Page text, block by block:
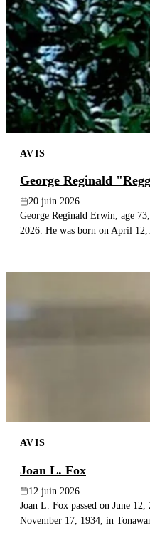
Blog
Recherche
AVIS
George Reginald
20 juin 2026
George Reginald Erwin, age
2026. He was born on April
AVIS
Joan L. Fox
12 juin 2026
Joan L. Fox passed on June
November 17, 1934, in